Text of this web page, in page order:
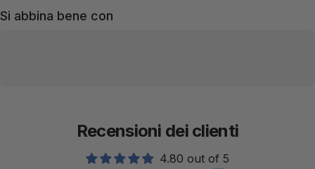
Si abbina bene con
Recensioni dei clienti
4.80 out of 5